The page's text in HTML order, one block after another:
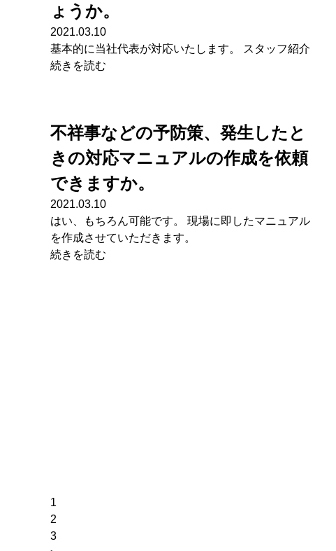
ょうか。
2021.03.10
基本的に当社代表が対応いたします。 スタッフ紹介
続きを読む
不祥事などの予防策、発生したと
きの対応マニュアルの作成を依頼
できますか。
2021.03.10
はい、もちろん可能です。 現場に即したマニュアル
を作成させていただきます。
続きを読む
1
2
3